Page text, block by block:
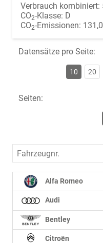
Verbrauch kombiniert:
CO2-Klasse: D
CO2-Emissionen:
Datensätze pro Seite:
10 20
Seiten:
Fahrzeugnr.
Alfa Romeo
Audi
Bentley
Citroën